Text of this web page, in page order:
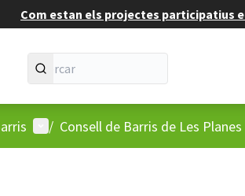
Com estan els projectes participatius
Menú d'usuari
/ Consell de Barris de Les Planes